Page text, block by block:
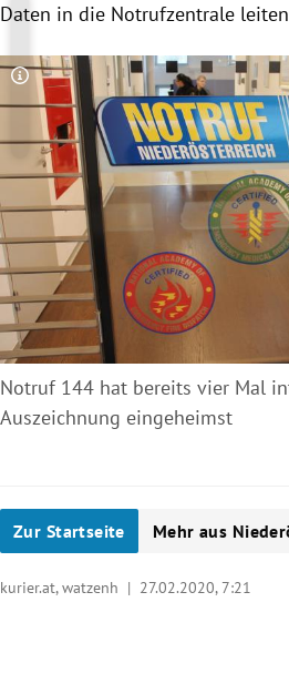
Daten in die Notrufzentrale
Copyright-Hinweis öffnen/
Notruf 144 hat bereits vier Mal
Auszeichnung eingeheimst
Zur Startseite Mehr aus
kurier.at, watzenh | 27.02.2020, 7:21